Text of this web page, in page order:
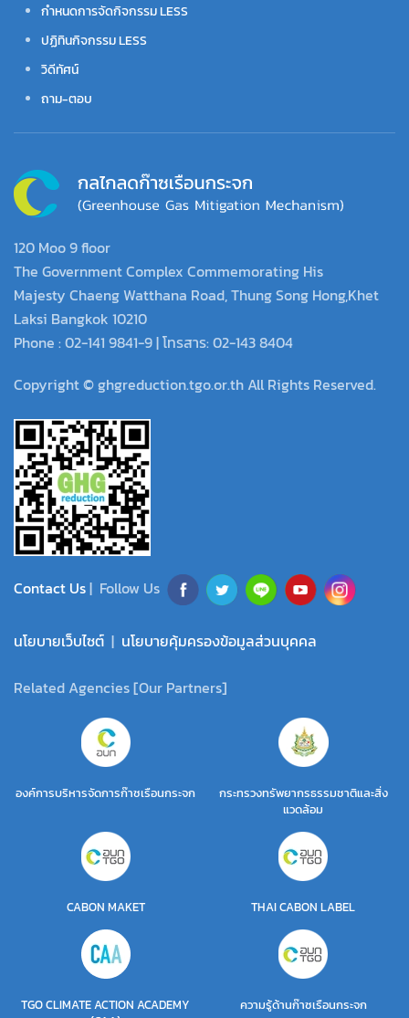
กำหนดการจัดกิจกรรม LESS
ปฏิทินกิจกรรม LESS
วิดีทัศน์
ถาม-ตอบ
120 Moo 9 floor
The Government Complex Commemorating His
Majesty Chaeng Watthana Road, Thung Song Hong,Khet
Laksi Bangkok 10210
Phone : 02-141 9841-9 | โทรสาร: 02-143 8404
Copyright © ghgreduction.tgo.or.th All Rights Reserved.
Contact Us| Follow Us
นโยบายเว็บไซต์ | นโยบายคุ้มครองข้อมูลส่วนบุคคล
Related Agencies [Our Partners]
องค์การบริหารจัดการก๊าซเรือนกระจก
กระทรวงทรัพยากรธรรมชาติและสิ่ง
แวดล้อม
CABON MAKET THAI CABON LABEL
TGO CLIMATE ACTION ACADEMY
ความรู้ด้านก๊าซเรือนกระจก